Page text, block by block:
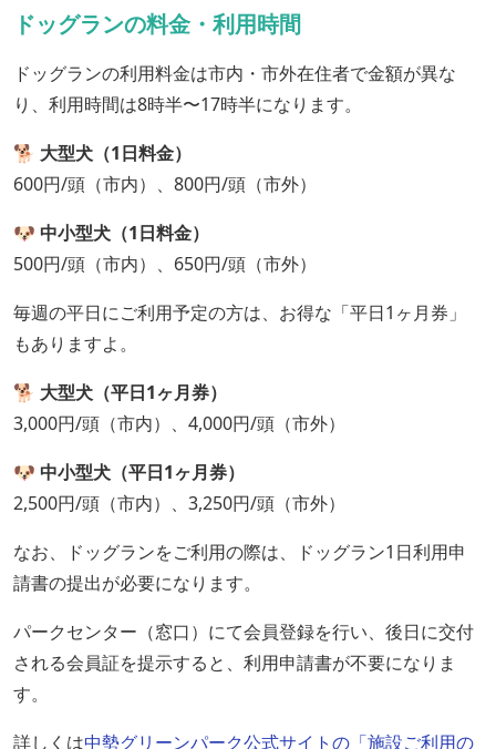
ドッグランの料金・利用時間
ドッグランの利用料金は市内・市外在住者で金額が異な
り、利用時間は8時半〜17時半になります。
🐕 大型犬（1日料金）
600円/頭（市内）、800円/頭（市外）
🐶 中小型犬（1日料金）
500円/頭（市内）、650円/頭（市外）
毎週の平日にご利用予定の方は、お得な「平日1ヶ月券」
もありますよ。
🐕 大型犬（平日1ヶ月券）
3,000円/頭（市内）、4,000円/頭（市外）
🐶 中小型犬（平日1ヶ月券）
2,500円/頭（市内）、3,250円/頭（市外）
なお、ドッグランをご利用の際は、ドッグラン1日利用申
請書の提出が必要になります。
パークセンター（窓口）にて会員登録を行い、後日に交付
される会員証を提示すると、利用申請書が不要になりま
す。
詳しくは中勢グリーンパーク公式サイトの「施設ご利用の